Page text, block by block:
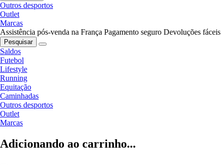
Outros desportos
Outlet
Marcas
Assistência pós-venda na França Pagamento seguro Devoluções fáceis
Pesquisar
Saldos
Futebol
Lifestyle
Running
Equitação
Caminhadas
Outros desportos
Outlet
Marcas
Adicionando ao carrinho...